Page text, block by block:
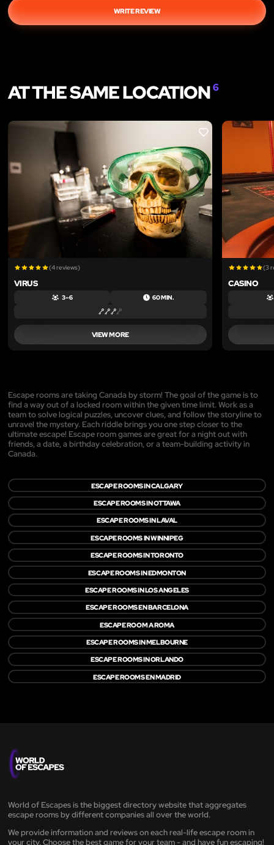
WRITE REVIEW
AT THE SAME LOCATION6
LIKE
(4 reviews)
VIRUS
3 – 6 60 MIN.
VIEW MORE
(3
CASINO
Escape rooms are taking Canada by storm! The goal of the game is to
find a way out of a locked room within the given time limit. Work as a
team to solve logical puzzles, uncover clues, and follow the storyline to
unravel the mystery. Each riddle brings you one step closer to the
ultimate escape! Escape room games are great for a night out with
friends, a date, a birthday celebration, or a team-building activity in
Canada.
ESCAPE ROOMS IN CALGARY
ESCAPE ROOMS IN OTTAWA
ESCAPE ROOMS IN LAVAL
ESCAPE ROOMS IN WINNIPEG
ESCAPE ROOMS IN TORONTO
ESCAPE ROOMS IN EDMONTON
ESCAPE ROOMS IN LOS ANGELES
ESCAPE ROOMS EN BARCELONA
ESCAPE ROOM A ROMA
ESCAPE ROOMS IN MELBOURNE
ESCAPE ROOMS IN ORLANDO
ESCAPE ROOMS EN MADRID
World of Escapes is the biggest directory website that aggregates
escape rooms by different companies all over the world.
We provide information and reviews on each real-life escape room in
your city. Choose the best game for your team - and have fun escaping!